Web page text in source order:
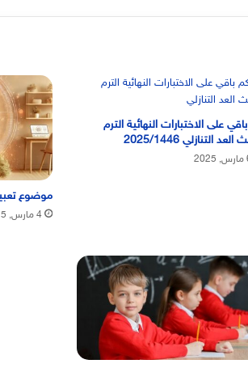
على الاختبارات النهائية الترم
العد التنازلي 2025/1446
موضوع تعبير
4 مارس, 2025